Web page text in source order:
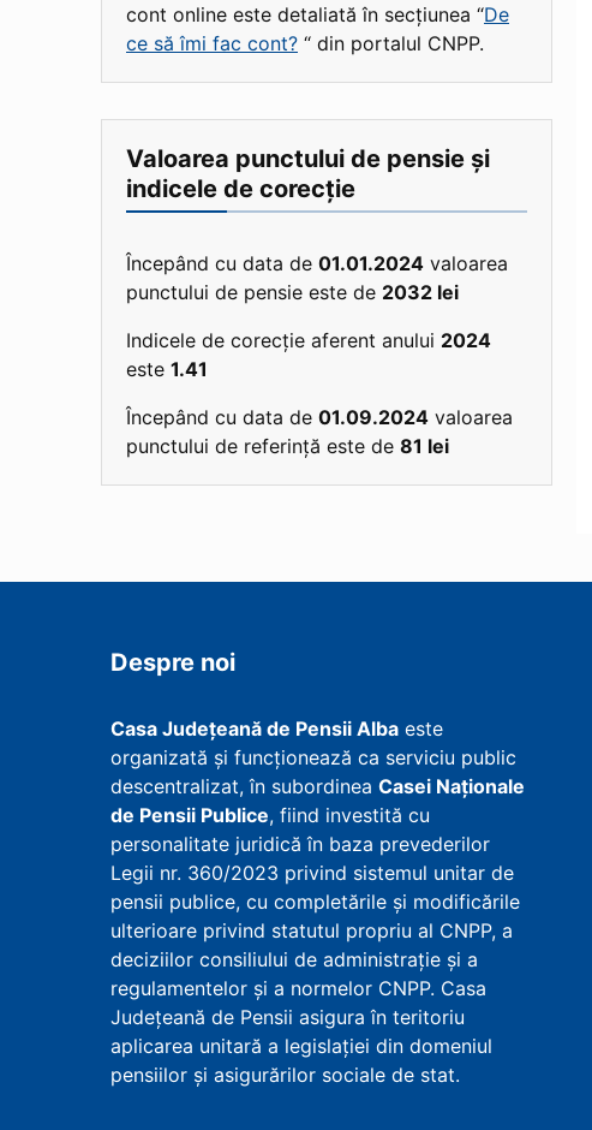
cont online este detaliată în secțiunea “De
ce să îmi fac cont? “ din portalul CNPP.
Valoarea punctului de pensie și
indicele de corecție
Începând cu data de 01.01.2024 valoarea
punctului de pensie este de 2032 lei
Indicele de corecție aferent anului 2024
este 1.41
Începând cu data de 01.09.2024 valoarea
punctului de referință este de 81 lei
Despre noi
Casa Județeană de Pensii Alba este
organizată și funcționează ca serviciu public
descentralizat, în subordinea Casei Naționale
de Pensii Publice, fiind investită cu
personalitate juridică în baza prevederilor
Legii nr. 360/2023 privind sistemul unitar de
pensii publice, cu completările și modificările
ulterioare privind statutul propriu al CNPP, a
deciziilor consiliului de administrație și a
regulamentelor și a normelor CNPP. Casa
Județeană de Pensii asigura în teritoriu
aplicarea unitară a legislației din domeniul
pensiilor și asigurărilor sociale de stat.